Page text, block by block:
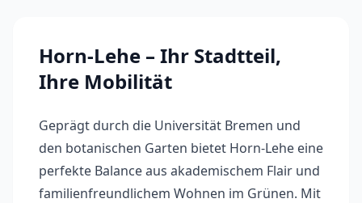
Horn-Lehe – Ihr Stadtteil,
Ihre Mobilität
Geprägt durch die Universität Bremen und
den botanischen Garten bietet Horn-Lehe eine
perfekte Balance aus akademischem Flair und
familienfreundlichem Wohnen im Grünen. Mit